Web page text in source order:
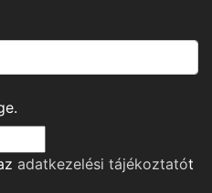
adatkezelési tájékoztatót